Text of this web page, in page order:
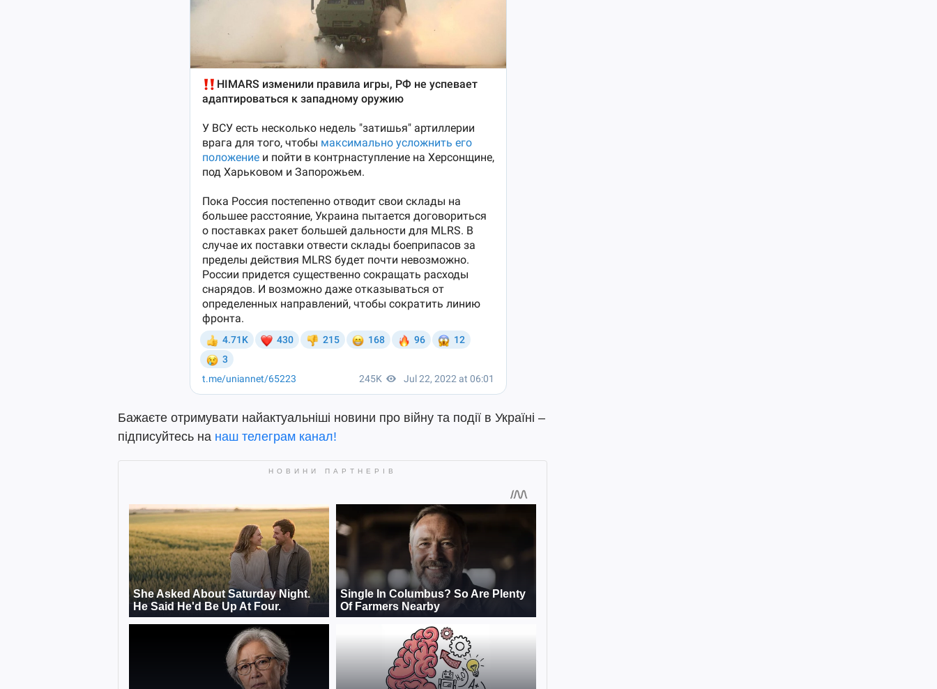
Бажаєте отримувати найактуальніші новини про війну та події в Україні –
підписуйтесь на наш телеграм канал!